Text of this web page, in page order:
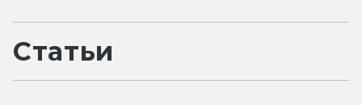
Статьи